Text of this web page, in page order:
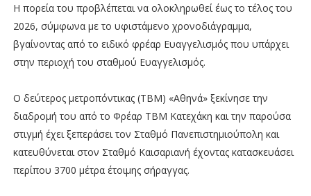
Η πορεία του προβλέπεται να ολοκληρωθεί έως το τέλος του
2026, σύμφωνα με το υφιστάμενο χρονοδιάγραμμα,
βγαίνοντας από το ειδικό φρέαρ Ευαγγελισμός που υπάρχει
στην περιοχή του σταθμού Ευαγγελισμός.
Ο δεύτερος μετροπόντικας (ΤΒΜ) «Αθηνά» ξεκίνησε την
διαδρομή του από το Φρέαρ ΤΒΜ Κατεχάκη και την παρούσα
στιγμή έχει ξεπεράσει τον Σταθμό Πανεπιστημιούπολη και
κατευθύνεται στον Σταθμό Καισαριανή έχοντας κατασκευάσει
περίπου 3700 μέτρα έτοιμης σήραγγας.